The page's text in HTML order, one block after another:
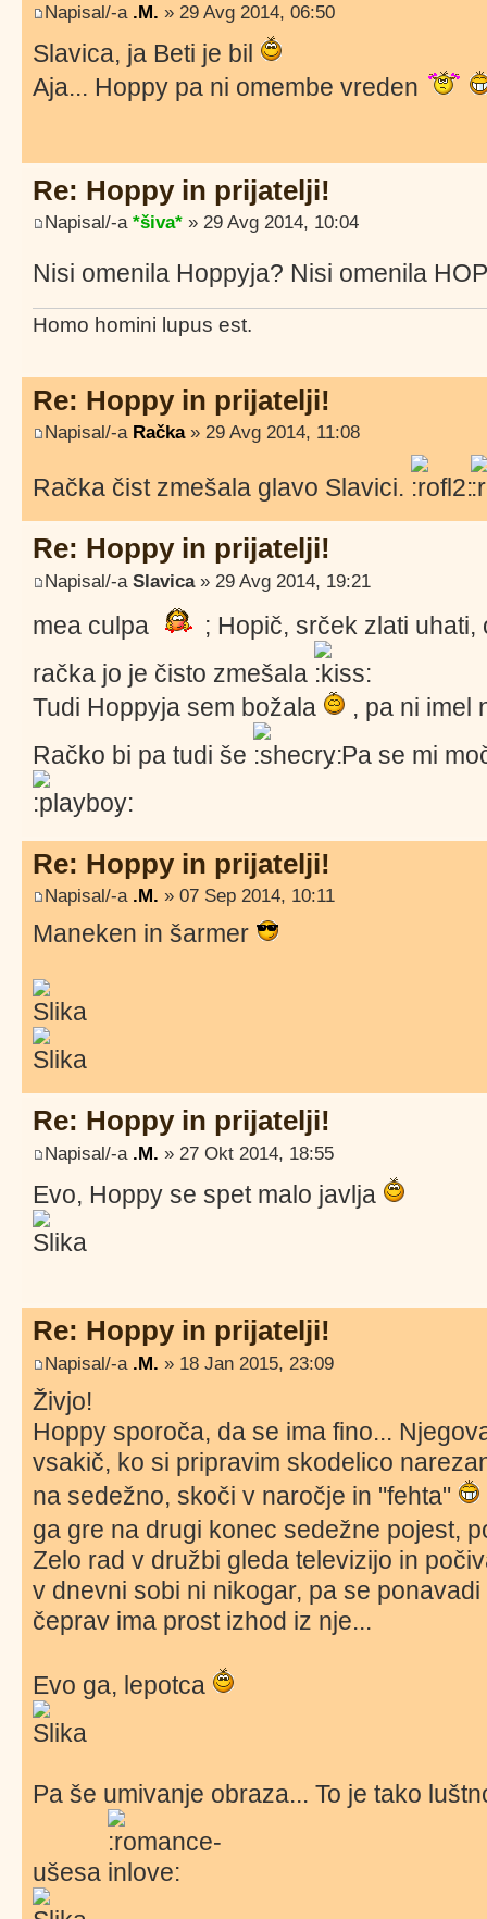
Napisal/-a .M. » 29 Avg 2014, 06:50
Slavica, ja Beti je bil
Aja... Hoppy pa ni omembe vreden
Re: Hoppy in prijatelji!
Napisal/-a *šiva* » 29 Avg 2014, 10:04
Nisi omenila Hoppyja? Nisi omenila
Homo homini lupus est.
Re: Hoppy in prijatelji!
Napisal/-a Račka» 29 Avg 2014, 11:08
Račka čist zmešala glavo Slavici.
Re: Hoppy in prijatelji!
Napisal/-a Slavica» 29 Avg 2014, 19:21
mea culpa
; Hopič, srček zlati
račka jo je čisto zmešala
Tudi Hoppyja sem božala
, pa ni imel
Račko bi pa tudi še
. Pa se mi
.
Re: Hoppy in prijatelji!
Napisal/-a .M. » 07 Sep 2014, 10:11
Maneken in šarmer
Re: Hoppy in prijatelji!
Napisal/-a .M. » 27 Okt 2014, 18:55
Evo, Hoppy se spet malo javlja
Re: Hoppy in prijatelji!
Napisal/-a .M. » 18 Jan 2015, 23:09
Živjo!
Hoppy sporoča, da se ima fino...
vsakič, ko si pripravim skodelico
na sedežno, skoči v naročje in "fehta"
ga gre na drugi konec sedežne pojest,
Zelo rad v družbi gleda televizijo in
v dnevni sobi ni nikogar, pa se
čeprav ima prost izhod iz nje...
Evo ga, lepotca
Pa še umivanje obraza... To je tako
ušesa